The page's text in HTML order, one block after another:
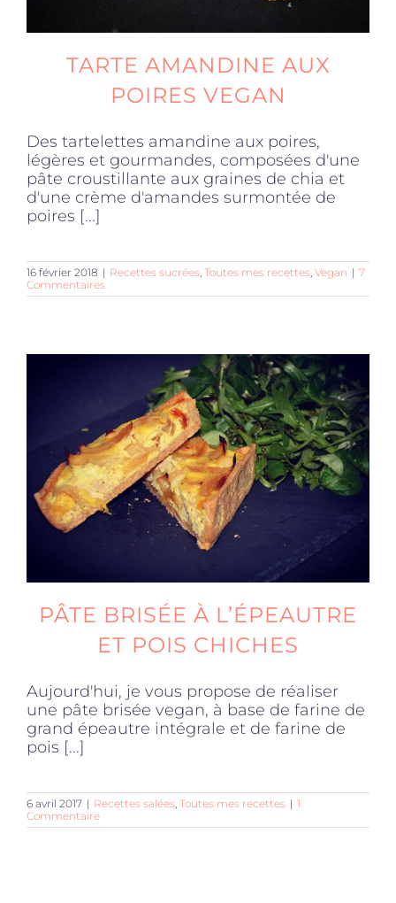
TARTE AMANDINE AUX
POIRES VEGAN
Des tartelettes amandine aux poires,
légères et gourmandes, composées d'une
pâte croustillante aux graines de chia et
d'une crème d'amandes surmontée de
poires [...]
16 février 2018 | Recettes sucrées, Toutes mes recettes, Vegan | 7
Commentaires
PÂTE BRISÉE À L’ÉPEAUTRE
ET POIS CHICHES
Aujourd'hui, je vous propose de réaliser
une pâte brisée vegan, à base de farine de
grand épeautre intégrale et de farine de
pois [...]
6 avril 2017 | Recettes salées, Toutes mes recettes | 1
Commentaire